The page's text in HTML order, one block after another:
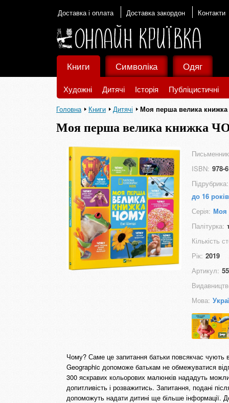
Доставка і оплата Доставка закордон Контакти
Книги
Художні Дитячі Історія Публіцистичні
Символіка Одяг
Головна Книги Дитячі Моя перша велика
Моя перша велика книжка
ISBN: 978-
Підрубрика:
до 16 років
Серія: Моя
Палітурка:
Кількість
Рік: 2019
Артикул:
Мова:
Чому? Саме це запитання батьки повсякчас чують
Geographic допоможе батькам не обмежуватися
300 яскравих кольорових малюнків нададуть
допитливість і розважитись. Запитання, подані
допоможуть надати дитині ще більше інформації.